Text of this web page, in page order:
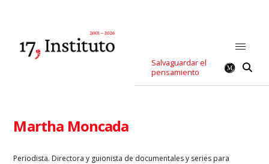
Salvaguardar el
pensamiento
Martha Moncada
Periodista. Directora y guionista de documentales y series para